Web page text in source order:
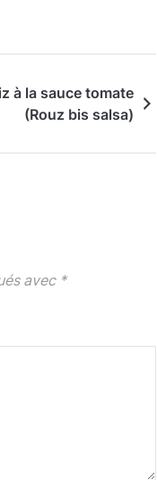
à la sauce tomate
(Rouz bis salsa)
avec *